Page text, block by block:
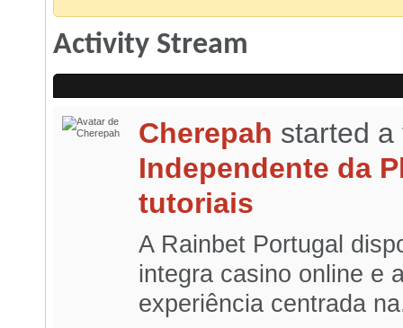
Activity Stream
Cherepah started
Independente da
tutoriais
A Rainbet Portugal
integra casino online e
experiência centrada